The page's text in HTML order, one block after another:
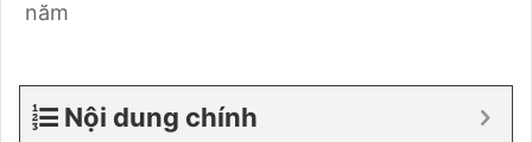
năm
Nội dung chính